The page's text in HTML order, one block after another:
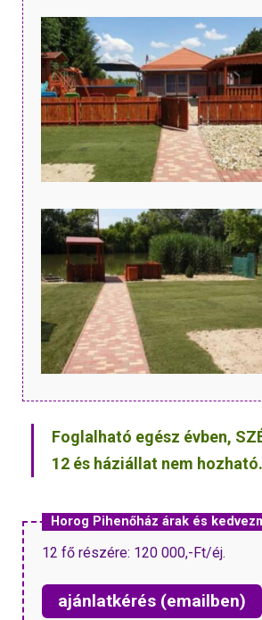
Foglalható egész évben,
12 és háziállat nem hozható.
Horog Pihenőház árak és
12 fő részére: 120 000,-Ft/éj.
ajánlatkérés (emailben)